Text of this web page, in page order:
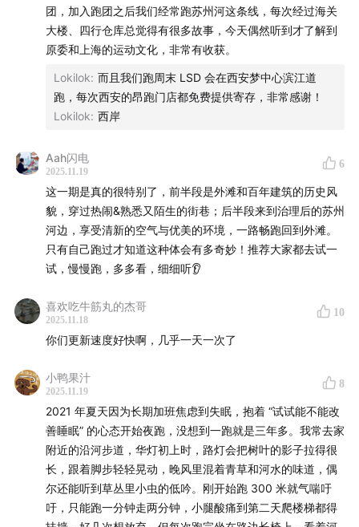
河滨大楼&邮政博物馆
万国建筑博览群：什么造就了如此丰富的上海
46:37 跑后拉伸：王越洲的跑步故事
跑者互动：
🕐你是从哪一年开始跑步的？我们将从小宇宙评论区抽取
5位留言，送出限量On昂跑 鞋袋1个。
制作团队
后期：幸倍
顾问：wanying
路线图： www.2bulu.com
团，加入跑团之后我们经常跑苏州河这条线，每次经过海关
大楼、四行仓库总觉得有很多故事，今天偶然听到才了解到
原委和上海的运动文化，非常有收获。
Lokilok: 而且我们跑周末 LSD 会在西安梦中心滨江道
跑，每次西安的昂跑门店都免费提供寄存，非常感谢！
Lokilok: 西岸
Aah闪电
2025.11.19
6
这一期是真的很特别了，前半段是外滩和百年建筑的历史风
貌，穿过热闹&熟悉又陌生的街巷；后半段来到治理后的苏州
河边，享受清新的空气与优美的环境，一路畅跑回到外滩。
只有自己跑过才知道这种体会有多奇妙！推荐大家都去试一
试，慢慢跑，多多看，细细听👂
喜欢吃牛筋丸的杰哥
2025.11.18
10
你们更新速度好快啊，几乎一天一次了
小鸭果汁
2025.11.19
8
2021 年夏天因为长期加班焦虑到失眠，抱着 “试试能不能改
善睡眠” 的心态开始夜跑，没想到一跑就是三年多。我常去家
附近的沿河步道，华灯初上时，路灯会把树叶的影子拉得很
长，跟着脚步轻轻晃动，晚风里混着青草和河水的味道，偶
尔还能听到草丛里小虫的低吟。刚开始跑 300 米就气喘吁
吁，只能跑一分钟走两分钟，小腿酸痛到第二天爬楼梯都得